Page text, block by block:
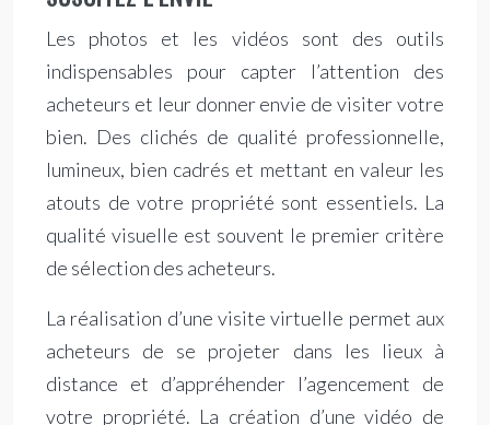
Les photos et les vidéos sont des outils
indispensables pour capter l’attention des
acheteurs et leur donner envie de visiter votre
bien. Des clichés de qualité professionnelle,
lumineux, bien cadrés et mettant en valeur les
atouts de votre propriété sont essentiels. La
qualité visuelle est souvent le premier critère
de sélection des acheteurs.
La réalisation d’une visite virtuelle permet aux
acheteurs de se projeter dans les lieux à
distance et d’appréhender l’agencement de
votre propriété. La création d’une vidéo de